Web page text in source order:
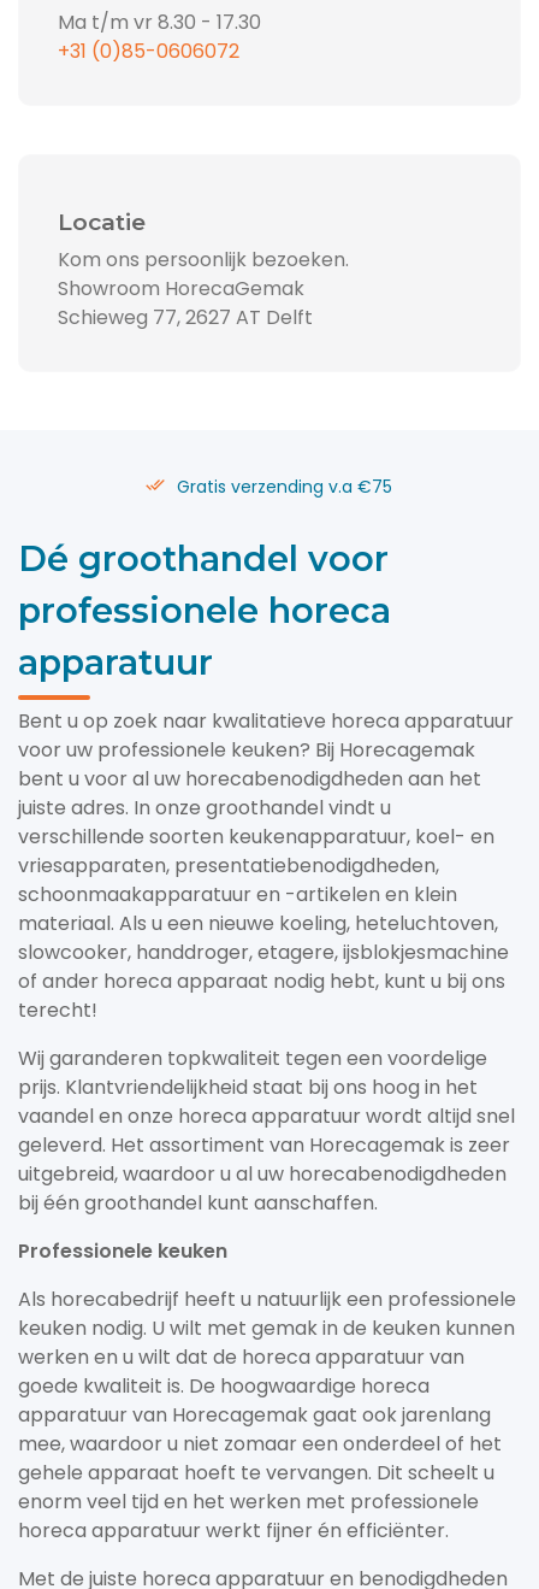
Ma t/m vr 8.30 - 17.30
+31 (0)85-0606072
Locatie
Kom ons persoonlijk bezoeken.
Showroom HorecaGemak
Schieweg 77, 2627 AT Delft
Gratis verzending v.a €75
Dé groothandel voor
professionele horeca
apparatuur
Bent u op zoek naar kwalitatieve horeca apparatuur
voor uw professionele keuken? Bij Horecagemak
bent u voor al uw horecabenodigdheden aan het
juiste adres. In onze groothandel vindt u
verschillende soorten keukenapparatuur, koel- en
vriesapparaten, presentatiebenodigdheden,
schoonmaakapparatuur en -artikelen en klein
materiaal. Als u een nieuwe koeling, heteluchtoven,
slowcooker, handdroger, etagere, ijsblokjesmachine
of ander horeca apparaat nodig hebt, kunt u bij ons
terecht!
Wij garanderen topkwaliteit tegen een voordelige
prijs. Klantvriendelijkheid staat bij ons hoog in het
vaandel en onze horeca apparatuur wordt altijd snel
geleverd. Het assortiment van Horecagemak is zeer
uitgebreid, waardoor u al uw horecabenodigdheden
bij één groothandel kunt aanschaffen.
Professionele keuken
Als horecabedrijf heeft u natuurlijk een professionele
keuken nodig. U wilt met gemak in de keuken kunnen
werken en u wilt dat de horeca apparatuur van
goede kwaliteit is. De hoogwaardige horeca
apparatuur van Horecagemak gaat ook jarenlang
mee, waardoor u niet zomaar een onderdeel of het
gehele apparaat hoeft te vervangen. Dit scheelt u
enorm veel tijd en het werken met professionele
horeca apparatuur werkt fijner én efficiënter.
Met de juiste horeca apparatuur en benodigdheden